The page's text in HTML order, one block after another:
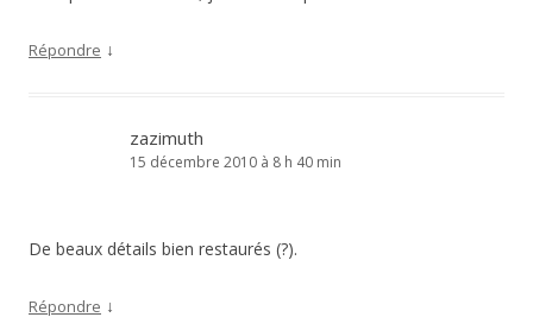
Répondre ↓
zazimuth
15 décembre 2010 à 8 h 40 min
De beaux détails bien restaurés (?).
Répondre ↓